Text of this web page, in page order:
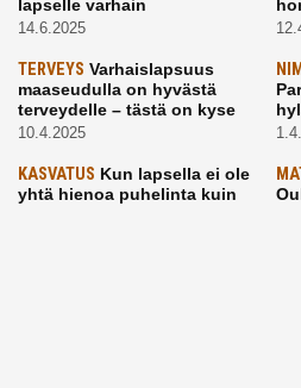
lapselle varhain
14.6.2025
TERVEYS Varhaislapsuus
maaseudulla on hyvästä
terveydelle – tästä on kyse
10.4.2025
KASVATUS Kun lapsella ei ole
yhtä hienoa puhelinta kuin